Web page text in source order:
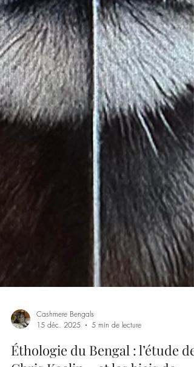
Cashmere Bengals
15 déc. 2025
5 min de lecture